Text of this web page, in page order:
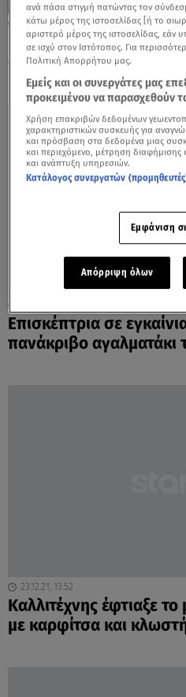
19.05.26, 13:33
Η Chanel μετατρέπει
συλλεκτικό έργο τέχνης
Επισκέπτρια σε
πανάκριβο αγαλματάκι
23.12.21, 13:52
Kαλλιτέχνης έφτιαξε
με καρφίτσα και
ανά πάσα στιγμή πατώντας τον
κάτω μέρος της ιστοσελίδας [ή το
αριστερό μέρος της ιστοσελίδας, εάν
σε ισχύ στον Ιστότοπος. Για
Πολιτική Απορρήτου μας.
Εμείς και οι συνεργάτες μας
προκειμένου να παρασχεθούν
Χρήση επακριβών δεδομένων
χαρακτηριστικών συσκευής για
και πρόσβαση στα δεδομένα μιας
και περιεχόμενο, μέτρηση διαφήμισης
και ανάπτυξη υπηρεσιών.
Κατάλογος συνεργατών
Εμφάνιση
Απόρριψη όλων